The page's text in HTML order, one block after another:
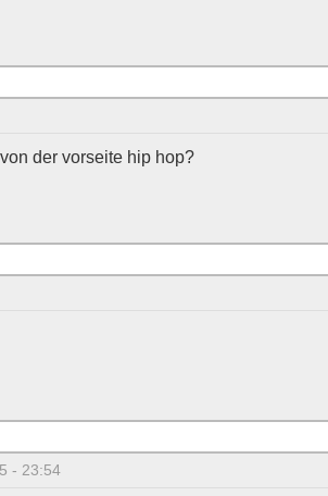
der vorseite hip hop?
- 23:54